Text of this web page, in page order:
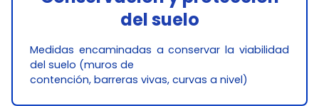
del suelo
Medidas encaminadas a conservar la viabilidad
del suelo (muros de
contención, barreras vivas, curvas a nivel)